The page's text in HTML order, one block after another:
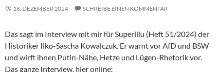
18. DEZEMBER 2024 SCHREIBE EINEN KOMMENTAR
Das sagt im Interview mit mir für Superillu (Heft 51/2024) der
Historiker Ilko-Sascha Kowalczuk. Er warnt vor AfD und BSW
und wirft ihnen Putin-Nähe, Hetze und Lügen-Rhetorik vor.
Das ganze Interview, hier online: